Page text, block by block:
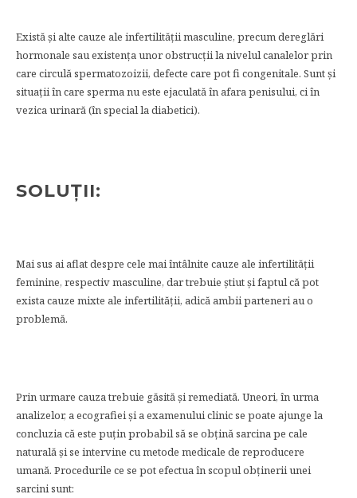
​Există și alte cauze ale infertilității masculine, precum dereglări
hormonale sau existența unor obstrucții la nivelul canalelor prin
care circulă spermatozoizii, defecte care pot fi congenitale. Sunt și
situații în care sperma nu este ejaculată în afara penisului, ci în
vezica urinară (în special la diabetici).
SOLUȚII:
Mai sus ai aflat despre cele mai întâlnite cauze ale infertilității
feminine, respectiv masculine, dar trebuie știut și faptul că pot
exista cauze mixte ale infertilității, adică ambii parteneri au o
problemă.
Prin urmare cauza trebuie găsită și remediată. Uneori, în urma
analizelor, a ecografiei și a examenului clinic se poate ajunge la
concluzia că este puțin probabil să se obțină sarcina pe cale
naturală și se intervine cu metode medicale de reproducere
umană. Procedurile ce se pot efectua în scopul obținerii unei
sarcini sunt: